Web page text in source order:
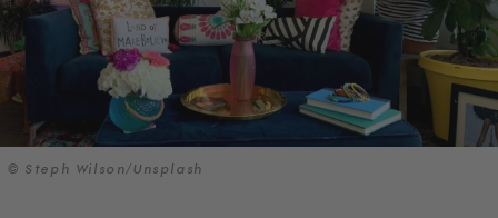
© Steph Wilson/Unsplash